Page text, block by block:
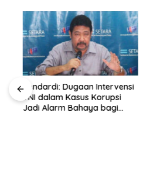
Hendardi: Dugaan Intervensi
TNI dalam Kasus Korupsi
Jadi Alarm Bahaya bagi